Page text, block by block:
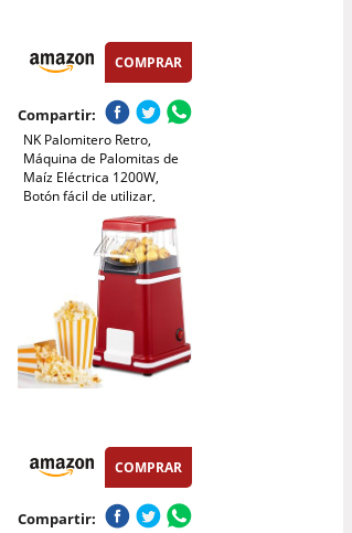
COMPRAR
Compartir:
NK Palomitero Retro,
Máquina de Palomitas de
Maíz Eléctrica 1200W,
Botón fácil de utilizar,
Preparación listas en 2
minutos, Aire Caliente,
Tamaño 0,3L, Portable,
Ideal para Casa (Negro)
COMPRAR
Compartir: